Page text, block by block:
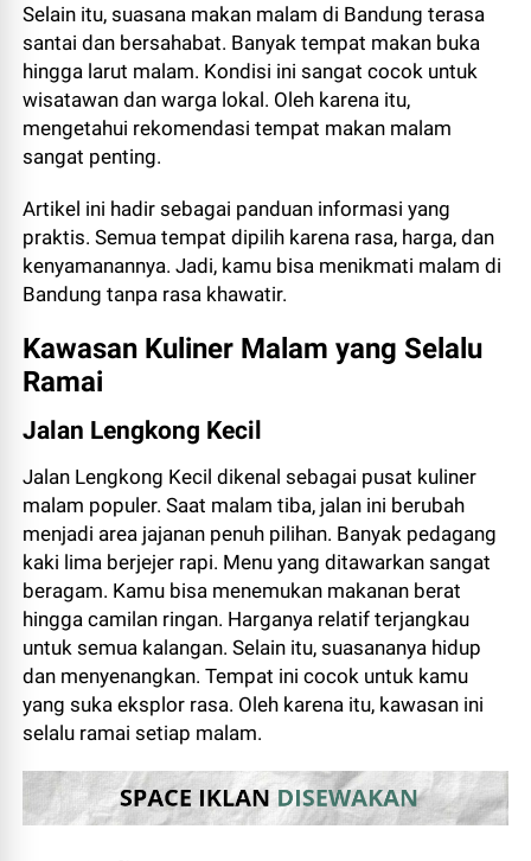
Selain itu, suasana makan malam di Bandung terasa
santai dan bersahabat. Banyak tempat makan buka
hingga larut malam. Kondisi ini sangat cocok untuk
wisatawan dan warga lokal. Oleh karena itu,
mengetahui rekomendasi tempat makan malam
sangat penting.
Artikel ini hadir sebagai panduan informasi yang
praktis. Semua tempat dipilih karena rasa, harga, dan
kenyamanannya. Jadi, kamu bisa menikmati malam di
Bandung tanpa rasa khawatir.
Kawasan Kuliner Malam yang Selalu
Ramai
Jalan Lengkong Kecil
Jalan Lengkong Kecil dikenal sebagai pusat kuliner
malam populer. Saat malam tiba, jalan ini berubah
menjadi area jajanan penuh pilihan. Banyak pedagang
kaki lima berjejer rapi. Menu yang ditawarkan sangat
beragam. Kamu bisa menemukan makanan berat
hingga camilan ringan. Harganya relatif terjangkau
untuk semua kalangan. Selain itu, suasananya hidup
dan menyenangkan. Tempat ini cocok untuk kamu
yang suka eksplor rasa. Oleh karena itu, kawasan ini
selalu ramai setiap malam.